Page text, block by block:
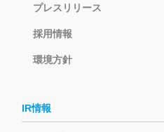
プレスリリース
採用情報
環境方針
IR情報